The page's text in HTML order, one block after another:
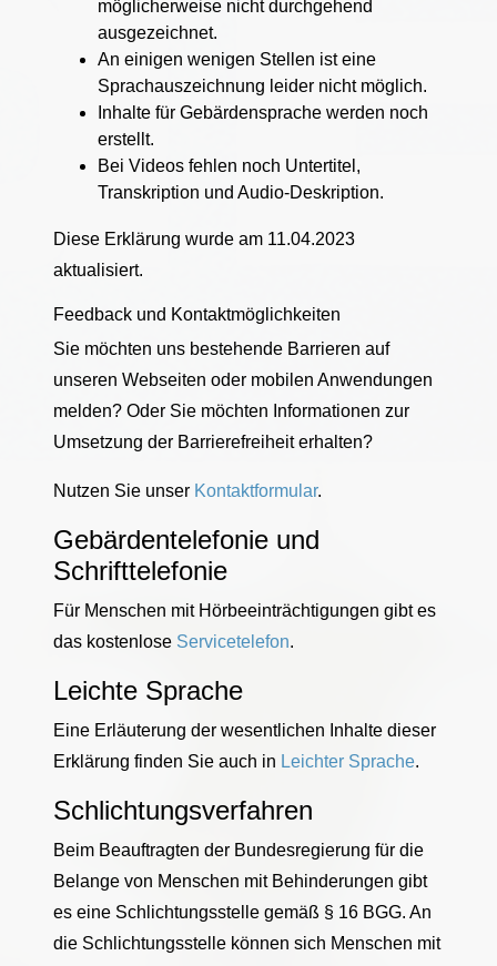
möglicherweise nicht durchgehend
ausgezeichnet.
An einigen wenigen Stellen ist eine
Sprachauszeichnung leider nicht möglich.
Inhalte für Gebärdensprache werden noch
erstellt.
Bei Videos fehlen noch Untertitel,
Transkription und Audio-Deskription.
Diese Erklärung wurde am 11.04.2023
aktualisiert.
Feedback und Kontaktmöglichkeiten
Sie möchten uns bestehende Barrieren auf
unseren Webseiten oder mobilen Anwendungen
melden? Oder Sie möchten Informationen zur
Umsetzung der Barrierefreiheit erhalten?
Nutzen Sie unser Kontaktformular.
Gebärdentelefonie und
Schrifttelefonie
Für Menschen mit Hörbeeinträchtigungen gibt es
das kostenlose Servicetelefon.
Leichte Sprache
Eine Erläuterung der wesentlichen Inhalte dieser
Erklärung finden Sie auch in Leichter Sprache.
Schlichtungsverfahren
Beim Beauftragten der Bundesregierung für die
Belange von Menschen mit Behinderungen gibt
es eine Schlichtungsstelle gemäß § 16 BGG. An
die Schlichtungsstelle können sich Menschen mit